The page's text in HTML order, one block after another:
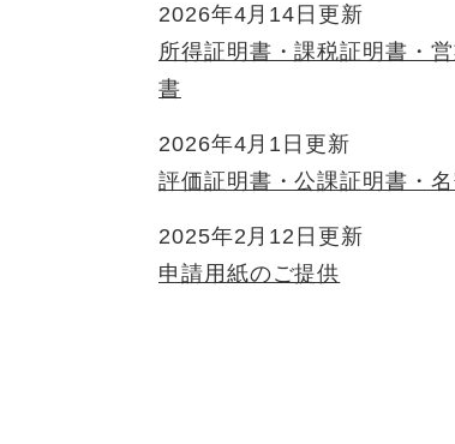
2026年4月14日更新
所得証明書・課税証明書・
書
2026年4月1日更新
評価証明書・公課証明書・
2025年2月12日更新
申請用紙のご提供